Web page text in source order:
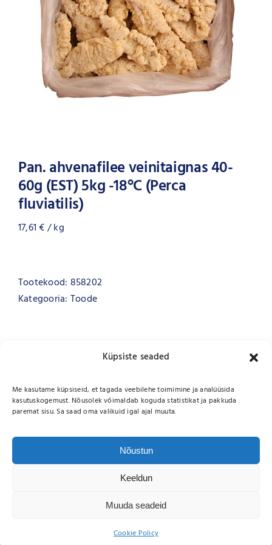
Küpsiste seaded
Me kasutame küpsiseid, et tagada veebilehe toimimine ja analüüsida
kasutuskogemust. Nõusolek võimaldab koguda statistikat ja pakkuda
paremat sisu. Sa saad oma valikuid igal ajal muuta.
Nõustun
Keeldun
Muuda seadeid
Cookie Policy
Pan. ahvenafilee veinitaignas 40-
60g (EST) 5kg -18°C (Perca
fluviatilis)
17,61€/ kg
Tootekood: 858202
Kategooria: Toode
post